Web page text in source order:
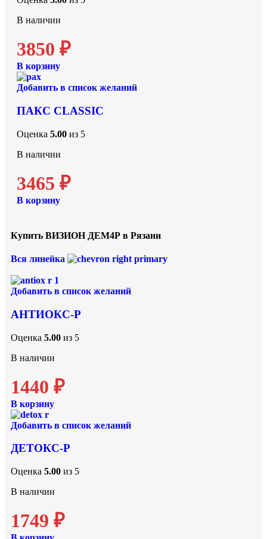
В наличии
3850 ₽
В корзину
Добавить в список желаний
ПАКС CLASSIC
Оценка 5.00 из 5
В наличии
3465 ₽
В корзину
Купить ВИЗИОН ДЕМ4Р в Рязани
Вся линейка
Добавить в список желаний
АНТИОКС-Р
Оценка 5.00 из 5
В наличии
1440 ₽
В корзину
Добавить в список желаний
ДЕТОКС-Р
Оценка 5.00 из 5
В наличии
1749 ₽